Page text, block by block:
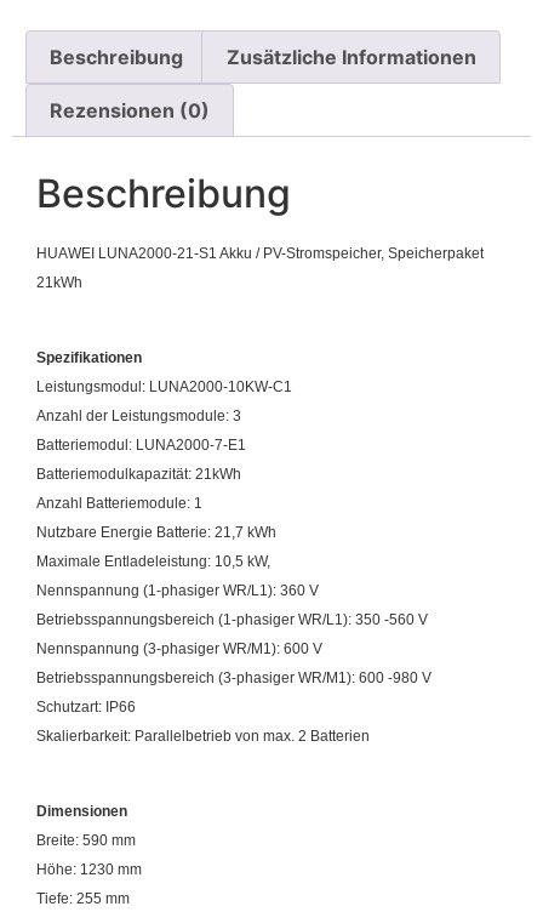
Beschreibung Zusätzliche Informationen
Rezensionen (0)
Beschreibung
HUAWEI LUNA2000-21-S1 Akku / PV-Stromspeicher, Speicherpaket
21kWh
Spezifikationen
Leistungsmodul: LUNA2000-10KW-C1
Anzahl der Leistungsmodule: 3
Batteriemodul: LUNA2000-7-E1
Batteriemodulkapazität: 21kWh
Anzahl Batteriemodule: 1
Nutzbare Energie Batterie: 21,7 kWh
Maximale Entladeleistung: 10,5 kW,
Nennspannung (1-phasiger WR/L1): 360 V
Betriebsspannungsbereich (1-phasiger WR/L1): 350 -560 V
Nennspannung (3-phasiger WR/M1): 600 V
Betriebsspannungsbereich (3-phasiger WR/M1): 600 -980 V
Schutzart: IP66
Skalierbarkeit: Parallelbetrieb von max. 2 Batterien
Dimensionen
Breite: 590 mm
Höhe: 1230 mm
Tiefe: 255 mm